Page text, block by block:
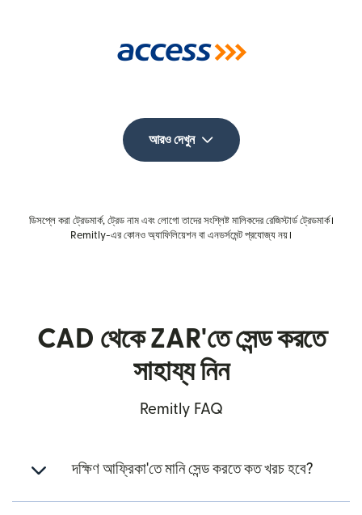
আরও দেখুন
ডিসপ্লে করা ট্রেডমার্ক, ট্রেড নাম এবং লোগো তাদের সংশ্লিষ্ট মালিকদের রেজিস্টার্ড ট্রেডমার্ক।
Remitly-এর কোনও অ্যাফিলিয়েশন বা এনডর্সমেন্ট প্রযোজ্য নয়।
CAD থেকে ZAR'তে সেন্ড করতে
সাহায্য নিন
Remitly FAQ
দক্ষিণ আফ্রিকা'তে মানি সেন্ড করতে কত খরচ হবে?